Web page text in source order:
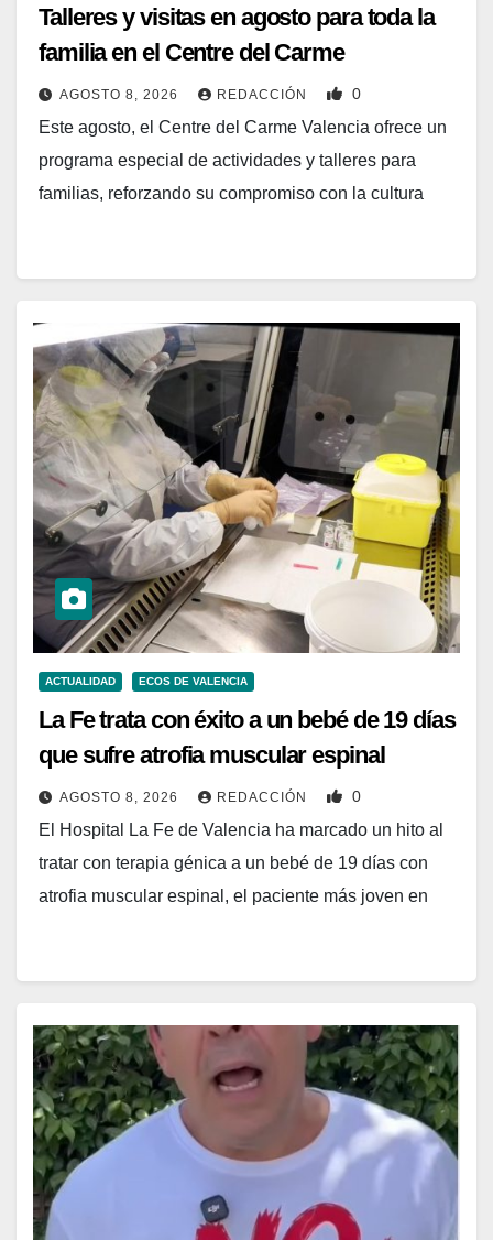
Talleres y visitas en agosto para toda la
familia en el Centre del Carme
AGOSTO 8, 2026 REDACCIÓN 0
Este agosto, el Centre del Carme Valencia ofrece un
programa especial de actividades y talleres para
familias, reforzando su compromiso con la cultura
ACTUALIDAD ECOS DE VALENCIA
La Fe trata con éxito a un bebé de 19 días
que sufre atrofia muscular espinal
AGOSTO 8, 2026 REDACCIÓN 0
El Hospital La Fe de Valencia ha marcado un hito al
tratar con terapia génica a un bebé de 19 días con
atrofia muscular espinal, el paciente más joven en